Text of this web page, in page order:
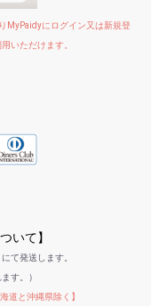
MyPaidyにログイン又は新規登
いただけます。
いて】
て発送します。
す。）
道と沖縄県除く】